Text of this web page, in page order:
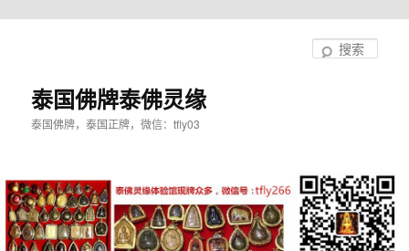
泰国佛牌泰佛灵缘
泰国佛牌，泰国正牌，微信：tfly03